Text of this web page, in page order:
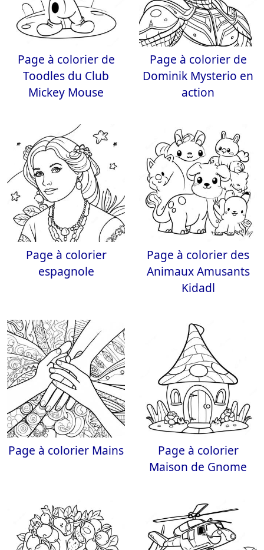
Page à colorier de
Toodles du Club
Mickey Mouse
Page à colorier de
Dominik Mysterio en
action
Page à colorier
espagnole
Page à colorier des
Animaux Amusants
Kidadl
Page à colorier Mains
Page à colorier
Maison de Gnome